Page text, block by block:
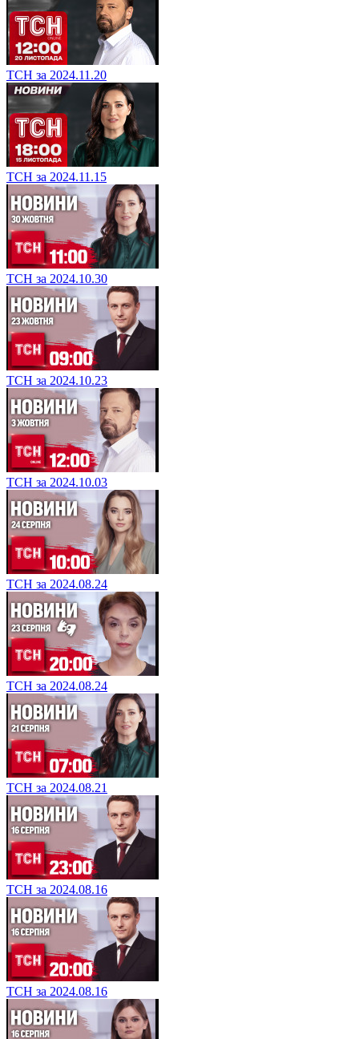
ТСН за 2024.11.20
ТСН за 2024.11.15
ТСН за 2024.10.30
ТСН за 2024.10.23
ТСН за 2024.10.03
ТСН за 2024.08.24
ТСН за 2024.08.24
ТСН за 2024.08.21
ТСН за 2024.08.16
ТСН за 2024.08.16